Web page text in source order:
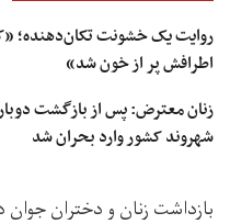
روایت یک خشونت تکان‌دهنده؛
اطرافش پر از خون شد»
زنان معترض: پس از بازگشت
شهروند کشور وارد بحران شد
بازداشت زنان و دختران جوان